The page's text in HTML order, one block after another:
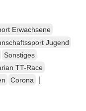
Erwachsene
Jugend
Sonstiges
TT-Race
Corona